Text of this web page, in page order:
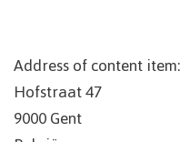
Address of content item:
Hofstraat 47
9000Gent